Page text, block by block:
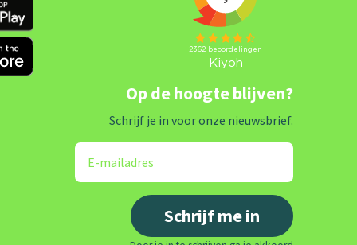
Op de hoogte blijven?
Schrijf je in voor onze nieuwsbrief.